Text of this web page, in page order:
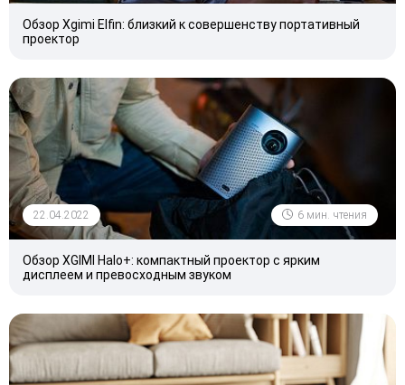
Обзор Xgimi Elfin: близкий к совершенству портативный
проектор
22.04.2022 6 мин. чтения
Обзор XGIMI Halo+: компактный проектор с ярким
дисплеем и превосходным звуком